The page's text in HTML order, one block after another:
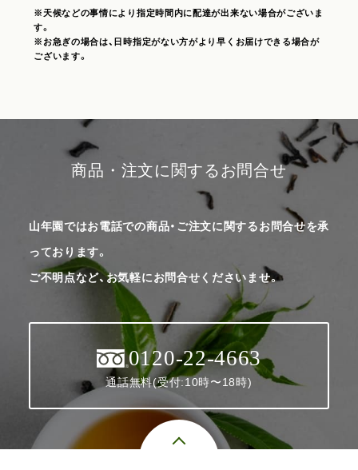
※天候などの事情により指定時間内に配達が出来ない場合がございま
す。
※お急ぎの場合は、日時指定がない方がより早くお届けできる場合が
ございます。
商品・注文に関するお問合せ
山年園ではお電話での商品・ご注文に関するお問合せを承
っております。
ご不明点など、お気軽にお問合せくださいませ。
0120-22-4663
通話無料(受付:10時〜18時)